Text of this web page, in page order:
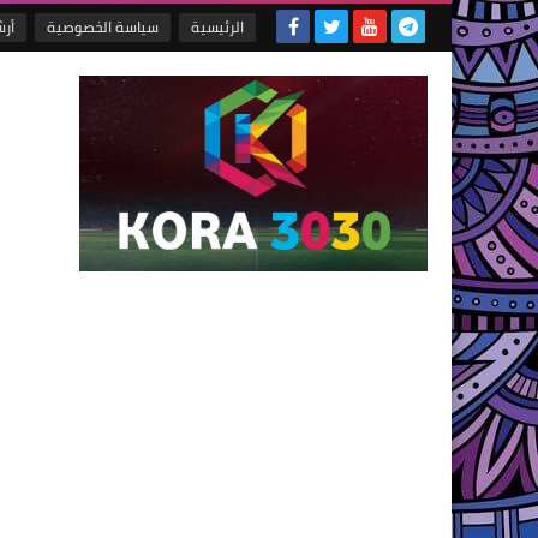
الرئيسية سياسة الخصوصية